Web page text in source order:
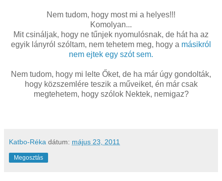
Nem tudom, hogy most mi a helyes!!!
Komolyan...
Mit csináljak, hogy ne tűnjek nyomulósnak, de hát ha az
egyik lányról szóltam, nem tehetem meg, hogy a másikról
nem ejtek egy szót sem.
Nem tudom, hogy mi lelte Őket, de ha már úgy gondolták,
hogy közszemlére teszik a műveiket, én már csak
megtehetem, hogy szólok Nektek, nemigaz?
Katbo-Réka dátum: május 23, 2011
Megosztás